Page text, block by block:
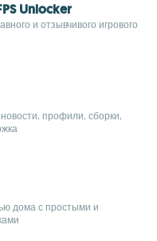
Unlocker
и отзывчивого игрового
профили, сборки,
дома с простыми и